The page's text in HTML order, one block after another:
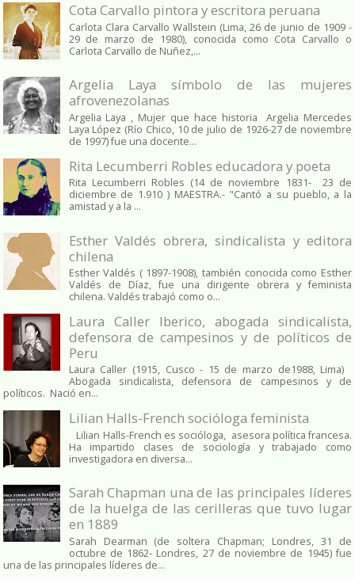
Cota Carvallo pintora y escritora peruana
Carlota Clara Carvallo Wallstein (Lima, 26 de junio de 1909 -
29 de marzo de 1980), conocida como Cota Carvallo o
Carlota Carvallo de Nuñez,...
Argelia Laya símbolo de las mujeres
afrovenezolanas
Argelia Laya , Mujer que hace historia Argelia Mercedes
Laya López (Río Chico, 10 de julio de 1926-27 de noviembre
de 1997) fue una docente...
Rita Lecumberri Robles educadora y poeta
Rita Lecumberri Robles (14 de noviembre 1831- 23 de
diciembre de 1.910 ) MAESTRA.- "Cantó a su pueblo, a la
amistad y a la ...
Esther Valdés obrera, sindicalista y editora
chilena
Esther Valdés ( 1897-1908), también conocida como Esther
Valdés de Díaz, fue una dirigente obrera y feminista
chilena. Valdés trabajó como o...
Laura Caller Iberico, abogada sindicalista,
defensora de campesinos y de políticos de
Peru
Laura Caller (1915, Cusco - 15 de marzo de1988, Lima)
Abogada sindicalista, defensora de campesinos y de
políticos. Nació en...
Lilian Halls-French socióloga feminista
Lilian Halls-French es socióloga, asesora política francesa.
Ha impartido clases de sociología y trabajado como
investigadora en diversa...
Sarah Chapman una de las principales líderes
de la huelga de las cerilleras que tuvo lugar
en 1889
Sarah Dearman (de soltera Chapman; Londres, 31 de
octubre de 1862​- Londres, 27 de noviembre de 1945)​ fue
una de las principales líderes de...